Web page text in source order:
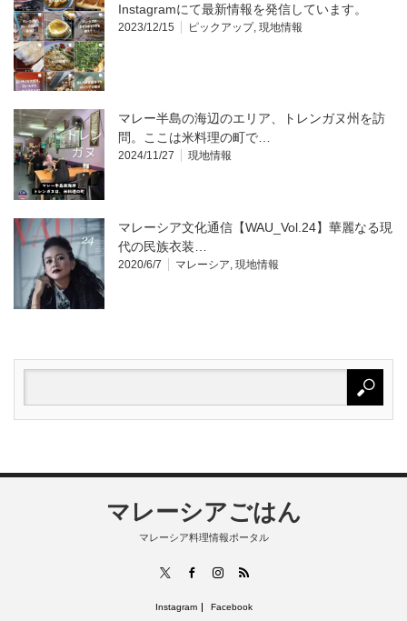
Instagramにて最新情報を発信しています。
2023/12/15 ピックアップ, 現地情報
マレー半島の海辺のエリア、トレンガヌ州を訪
問。ここは米料理の町で…
2024/11/27 現地情報
マレーシア文化通信【WAU_Vol.24】華麗なる現
代の民族衣装…
2020/6/7 マレーシア 現地情報
マレーシアごはん
マレーシア料理情報ポータル
FacebookInstagram
RSS
Instagram Facebook